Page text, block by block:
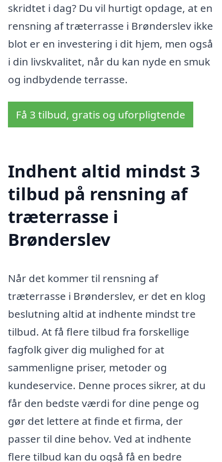
skridtet i dag? Du vil hurtigt opdage, at en
rensning af træterrasse i Brønderslev ikke
blot er en investering i dit hjem, men også
i din livskvalitet, når du kan nyde en smuk
og indbydende terrasse.
Få 3 tilbud, gratis og uforpligtende
Indhent altid mindst 3
tilbud på rensning af
træterrasse i
Brønderslev
Når det kommer til rensning af
træterrasse i Brønderslev, er det en klog
beslutning altid at indhente mindst tre
tilbud. At få flere tilbud fra forskellige
fagfolk giver dig mulighed for at
sammenligne priser, metoder og
kundeservice. Denne proces sikrer, at du
får den bedste værdi for dine penge og
gør det lettere at finde et firma, der
passer til dine behov. Ved at indhente
flere tilbud kan du også få en bedre